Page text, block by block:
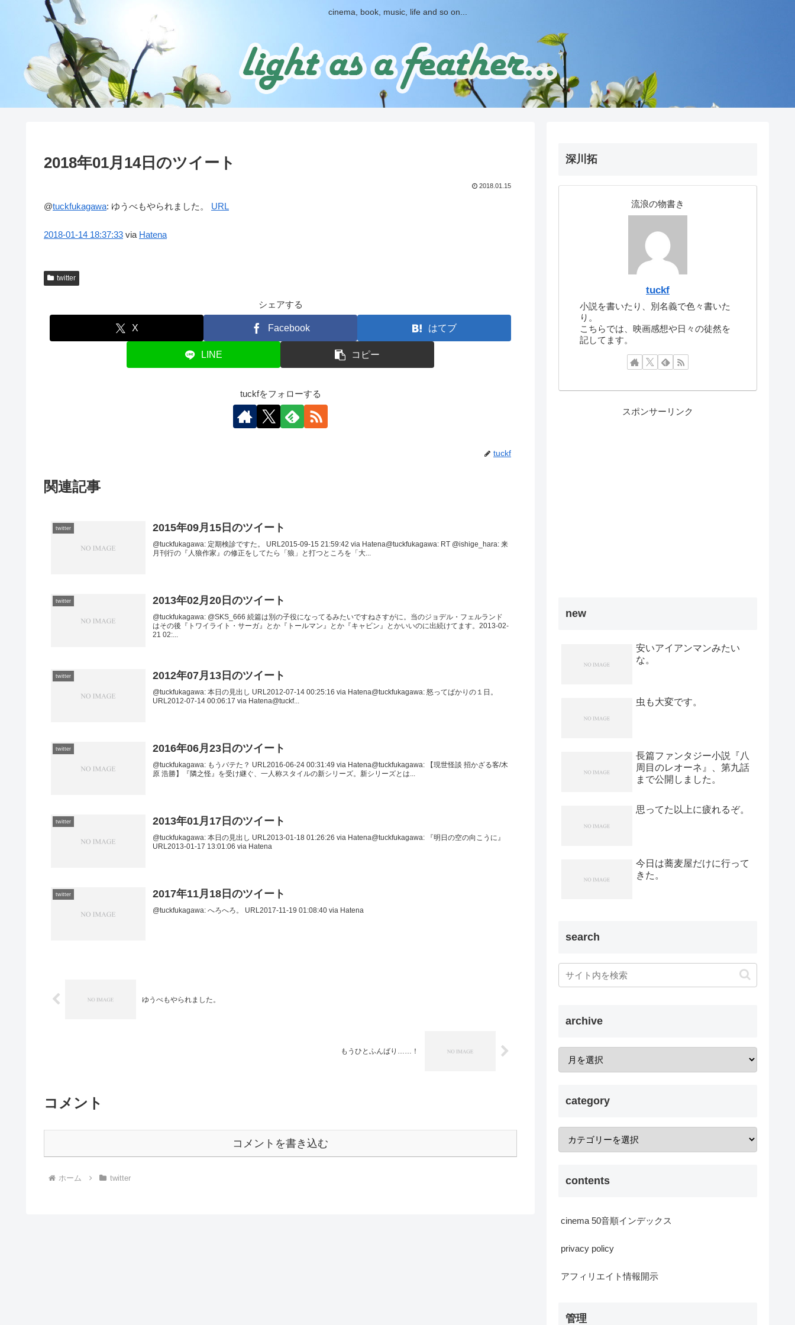
cinema, book, music, life and so on...
2018年01月14日のツイート
2018.01.15
@tuckfukagawa: ゆうべもやられました。 URL
2018-01-14 18:37:33 via Hatena
twitter
シェアする
X Facebook はてブ
LINE コピー
tuckfをフォローする
tuckf
関連記事
twitter 2015年09月15日のツイート
@tuckfukagawa: 定期検診ですた。 URL2015-09-15 21:59:42 via Hatena@tuckfukagawa: RT @ishige_hara: 来
月刊行の『人狼作家』の修正をしてたら「狼」と打つところを「大...
twitter 2013年02月20日のツイート
@tuckfukagawa: @SKS_666 続篇は別の子役になってるみたいですねさすがに。当のジョデル・フェルランド
はその後『トワイライト・サーガ』とか『トールマン』とか『キャビン』とかいいのに出続けてます。2013-02-
21 02:...
twitter 2012年07月13日のツイート
@tuckfukagawa: 本日の見出し URL2012-07-14 00:25:16 via Hatena@tuckfukagawa: 怒ってばかりの１日。
URL2012-07-14 00:06:17 via Hatena@tuckf...
twitter 2016年06月23日のツイート
@tuckfukagawa: もうバテた？ URL2016-06-24 00:31:49 via Hatena@tuckfukagawa: 【現世怪談 招かざる客/木
原 浩勝】『隣之怪』を受け継ぐ、一人称スタイルの新シリーズ。新シリーズとは...
twitter 2013年01月17日のツイート
@tuckfukagawa: 本日の見出し URL2013-01-18 01:26:26 via Hatena@tuckfukagawa: 『明日の空の向こうに』
URL2013-01-17 13:01:06 via Hatena
twitter 2017年11月18日のツイート
@tuckfukagawa: へろへろ。 URL2017-11-19 01:08:40 via Hatena
ゆうべもやられました。
もうひとふんばり……！
コメント
コメントを書き込む
ホーム twitter
深川拓
流浪の物書き
tuckf
小説を書いたり、別名義で色々書いた
り。
こちらでは、映画感想や日々の徒然を
記してます。
スポンサーリンク
new
安いアイアンマンみたい
な。
虫も大変です。
長篇ファンタジー小説『八
周目のレオーネ』、第九話
まで公開しました。
思ってた以上に疲れるぞ。
今日は蕎麦屋だけに行って
きた。
search
archive
category
contents
cinema 50音順インデックス
privacy policy
アフィリエイト情報開示
管理